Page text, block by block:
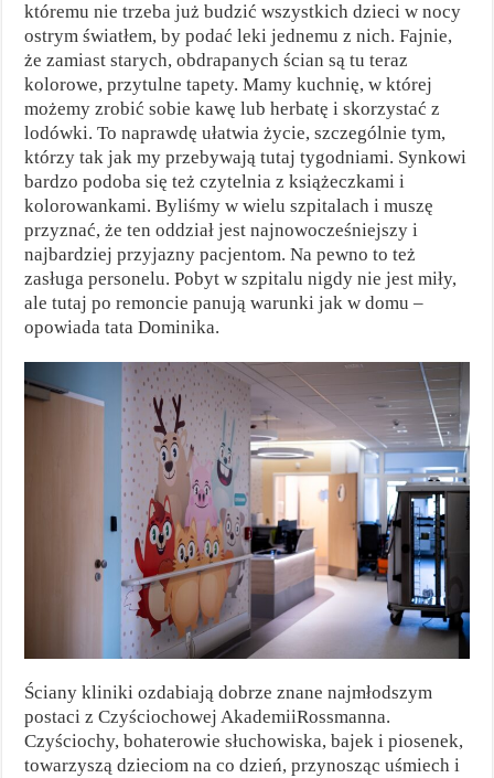
któremu nie trzeba już budzić wszystkich dzieci w nocy
ostrym światłem, by podać leki jednemu z nich. Fajnie,
że zamiast starych, obdrapanych ścian są tu teraz
kolorowe, przytulne tapety. Mamy kuchnię, w której
możemy zrobić sobie kawę lub herbatę i skorzystać z
lodówki. To naprawdę ułatwia życie, szczególnie tym,
którzy tak jak my przebywają tutaj tygodniami. Synkowi
bardzo podoba się też czytelnia z książeczkami i
kolorowankami. Byliśmy w wielu szpitalach i muszę
przyznać, że ten oddział jest najnowocześniejszy i
najbardziej przyjazny pacjentom. Na pewno to też
zasługa personelu. Pobyt w szpitalu nigdy nie jest miły,
ale tutaj po remoncie panują warunki jak w domu –
opowiada tata Dominika.
Ściany kliniki ozdabiają dobrze znane najmłodszym
postaci z Czyściochowej AkademiiRossmanna.
Czyściochy, bohaterowie słuchowiska, bajek i piosenek,
towarzyszą dzieciom na co dzień, przynosząc uśmiech i